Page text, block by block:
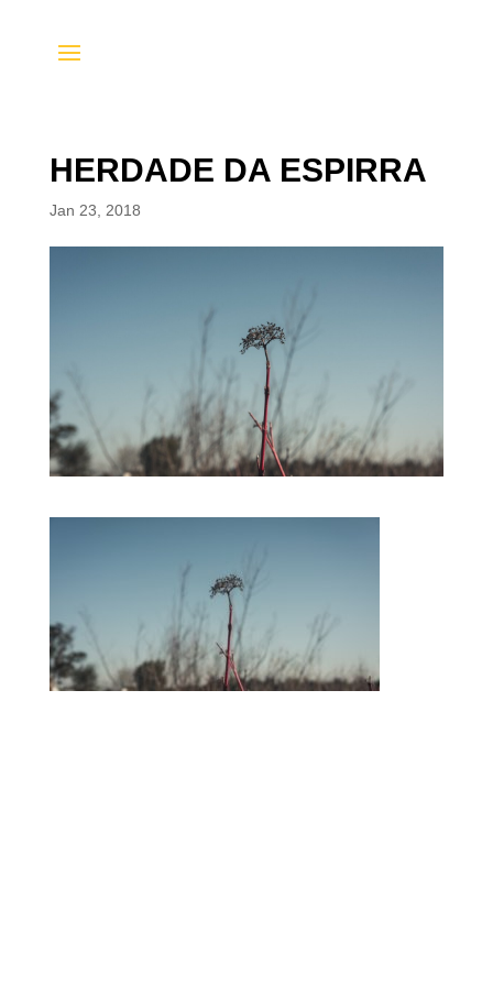
HERDADE DA ESPIRRA
Jan 23, 2018